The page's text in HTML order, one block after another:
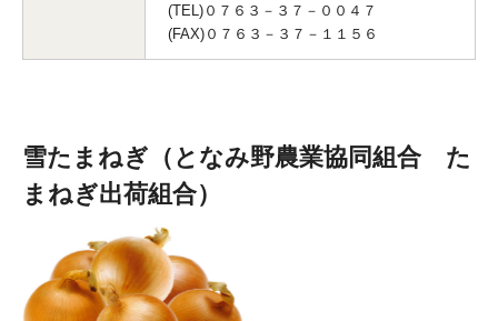
(TEL)０７６３－３７－００４７
(FAX)０７６３－３７－１１５６
雪たまねぎ（となみ野農業協同組合 た
まねぎ出荷組合）